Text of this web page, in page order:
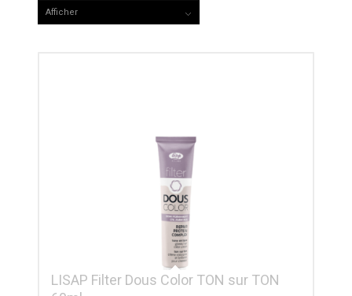
Afficher
LISAP Filter Dous Color TON sur TON